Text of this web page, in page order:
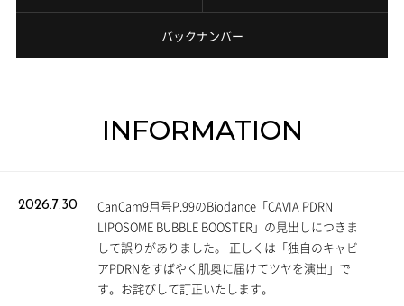
バックナンバー
INFORMATION
2026.7.30
CanCam9月号P.99のBiodance「CAVIA PDRN
LIPOSOME BUBBLE BOOSTER」の見出しにつきま
して誤りがありました。 正しくは「独自のキャビ
アPDRNをすばやく肌奥に届けてツヤを演出」で
す。お詫びして訂正いたします。